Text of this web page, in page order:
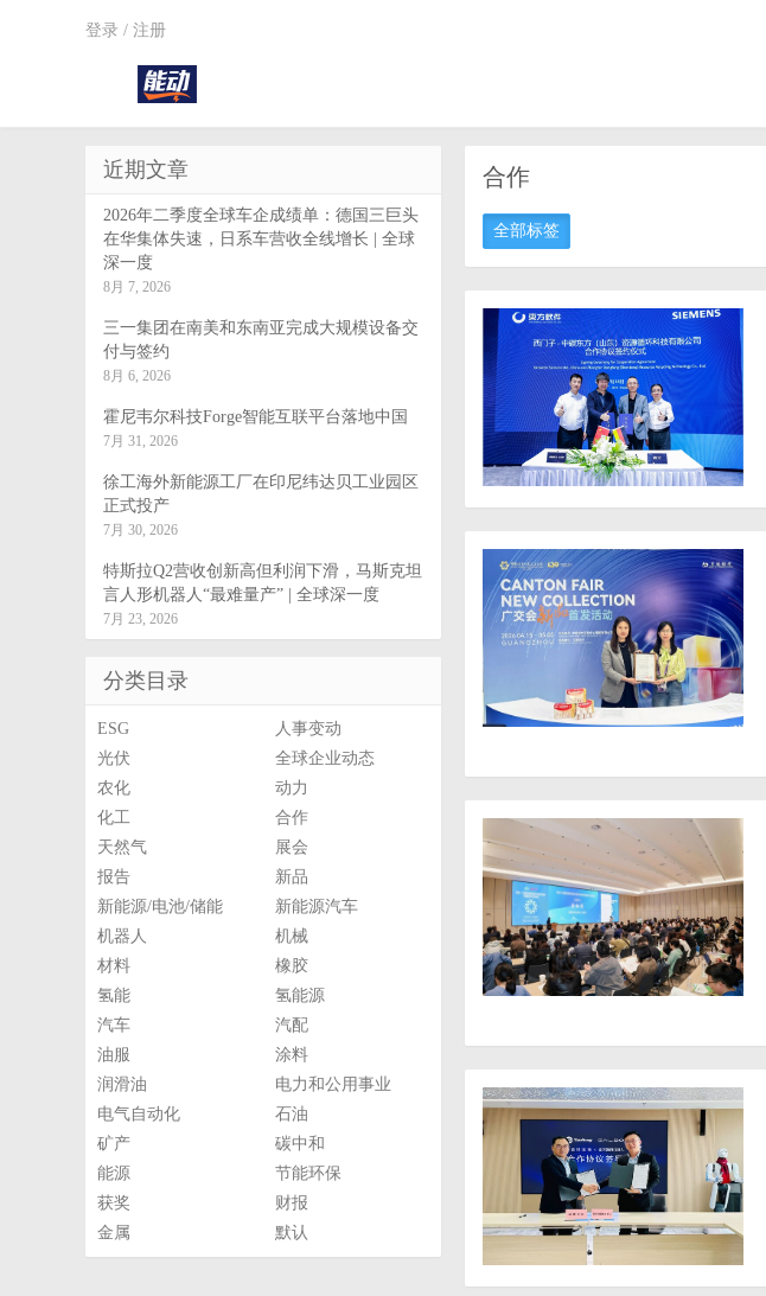
登录 / 注册
合作
全部标签
近期文章
2026年二季度全球车企成绩单：德国三巨头
在华集体失速，日系车营收全线增长 | 全球
深一度
8月 7, 2026
三一集团在南美和东南亚完成大规模设备交
付与签约
8月 6, 2026
霍尼韦尔科技Forge智能互联平台落地中国
7月 31, 2026
徐工海外新能源工厂在印尼纬达贝工业园区
正式投产
7月 30, 2026
特斯拉Q2营收创新高但利润下滑，马斯克坦
言人形机器人“最难量产” | 全球深一度
7月 23, 2026
分类目录
ESG
人事变动
光伏
全球企业动态
农化
动力
化工
合作
天然气
展会
报告
新品
新能源/电池/储能
新能源汽车
机器人
机械
材料
橡胶
氢能
氢能源
汽车
汽配
油服
涂料
润滑油
电力和公用事业
电气自动化
石油
矿产
碳中和
能源
节能环保
获奖
财报
金属
默认